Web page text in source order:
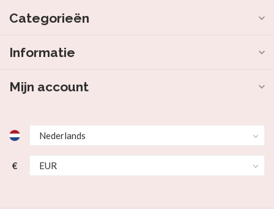
Categorieën
Informatie
Mijn account
€